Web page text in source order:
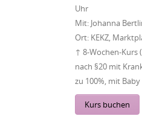
Uhr
Mit: Johanna
Ort: KEKZ,
↑ 8-Wochen-Kurs
nach §20 mit
zu 100%, mit Baby
Kurs buchen